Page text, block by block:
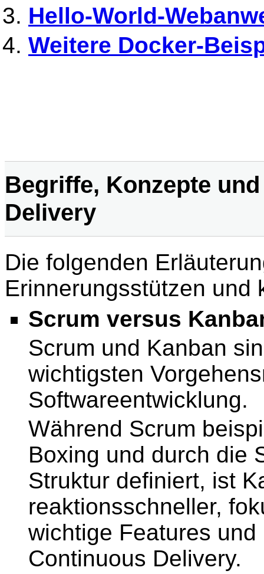
Hello-World-
Weitere Docker-
Begriffe, Konzepte
Delivery
Die folgenden
Erinnerungsstützen und
Scrum versus
Scrum und Kanban
wichtigsten
Softwareentwicklung.
Während Scrum
Boxing und durch die
Struktur definiert, ist
reaktionsschneller,
wichtige Features
Continuous Delivery.